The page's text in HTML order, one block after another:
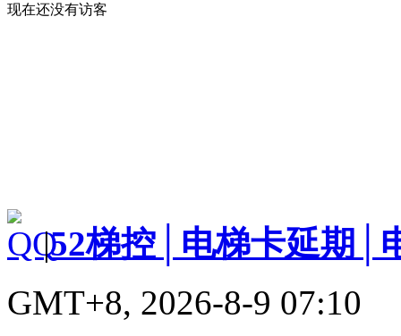
现在还没有访客
|52梯控│电梯卡延期│
GMT+8, 2026-8-9 07:10